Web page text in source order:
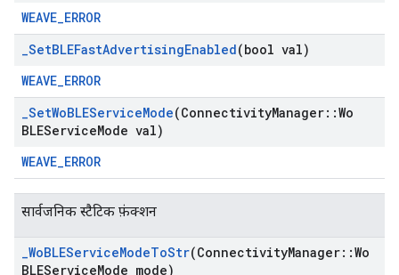
WEAVE_ERROR
_SetBLEFastAdvertisingEnabled(bool val)
WEAVE_ERROR
_SetWoBLEServiceMode(ConnectivityManager::Wo
BLEServiceMode val)
WEAVE_ERROR
सार्वजनिक स्टैटिक फ़ंक्शन
_WoBLEServiceModeToStr(ConnectivityManager::Wo
BLEServiceMode mode)